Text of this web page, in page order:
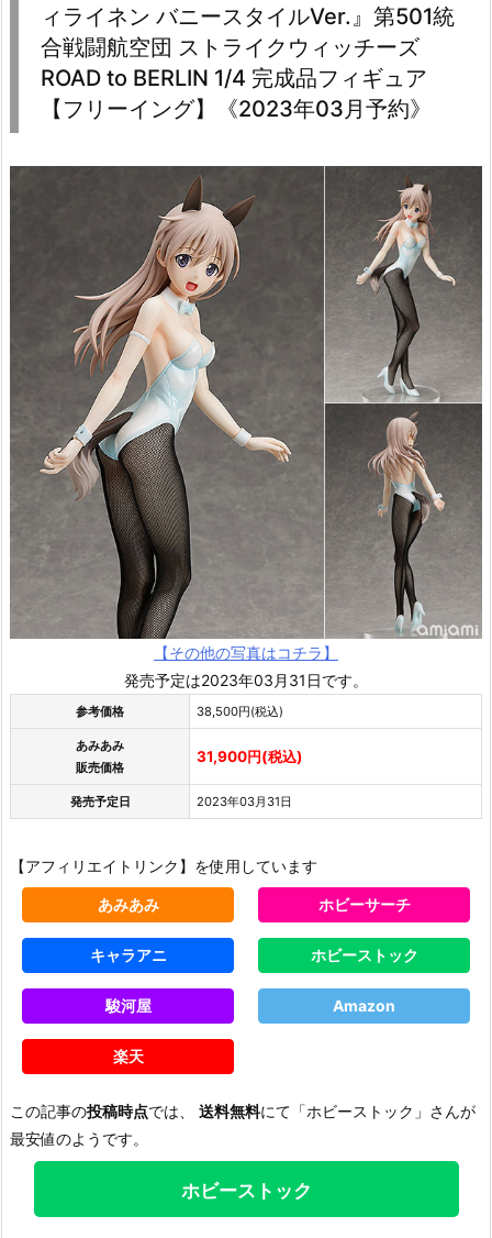
ィライネン バニースタイルVer.』第501統
合戦闘航空団 ストライクウィッチーズ
ROAD to BERLIN 1/4 完成品フィギュア
【フリーイング】《2023年03月予約》
【その他の写真はコチラ】
発売予定は2023年03月31日です。
参考価格 38,500円(税込)
あみあみ
販売価格
31,900円(税込)
発売予定日 2023年03月31日
【アフィリエイトリンク】を使用しています
あみあみ ホビーサーチ
キャラアニ ホビーストック
駿河屋 Amazon
楽天
この記事の投稿時点では、 送料無料にて「ホビーストック」さんが
最安値のようです。
ホビーストック